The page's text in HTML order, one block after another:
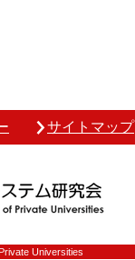
サイトマップ
Universities